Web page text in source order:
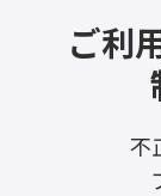
ご利
不